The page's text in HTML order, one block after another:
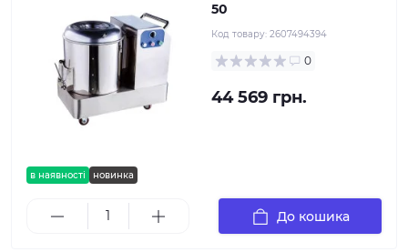
в наявності новинка
50
Код товару: 2607494394
0
44 569 грн.
До кошика